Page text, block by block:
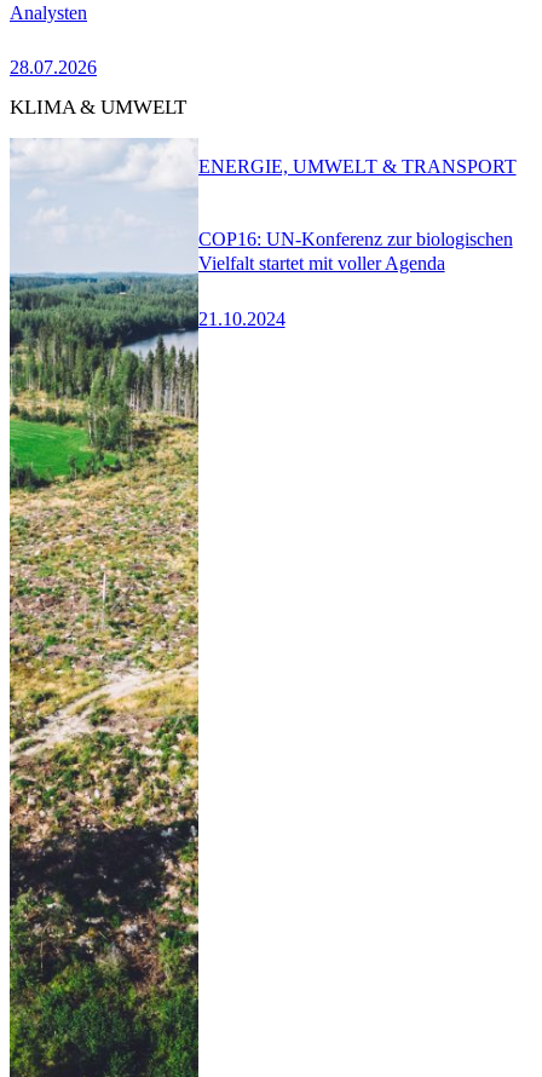
Analysten
28.07.2026
KLIMA & UMWELT
COP16: UN-Konferenz zur biologischen
Vielfalt startet mit voller Agenda
21.10.2024
ENERGIE, UMWELT & TRANSPORT